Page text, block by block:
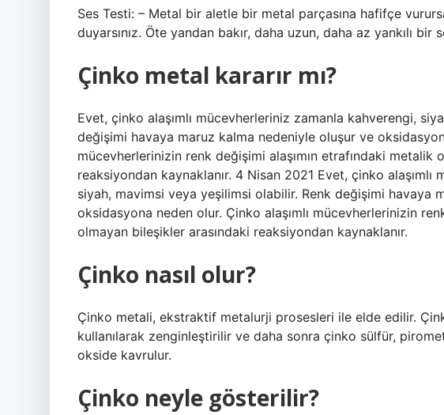
Ses Testi: – Metal bir aletle bir metal parçasına hafifçe
duyarsınız. Öte yandan bakır, daha uzun, daha az yankılı bir
Çinko metal kararır mı?
Evet, çinko alaşımlı mücevherleriniz zamanla kahverengi,
değişimi havaya maruz kalma nedeniyle oluşur ve
mücevherlerinizin renk değişimi alaşımın etrafındaki metalik
reaksiyondan kaynaklanır. 4 Nisan 2021 Evet, çinko
siyah, mavimsi veya yeşilimsi olabilir. Renk değişimi havaya
oksidasyona neden olur. Çinko alaşımlı mücevherlerinizin
olmayan bileşikler arasındaki reaksiyondan kaynaklanır.
Çinko nasıl olur?
Çinko metali, ekstraktif metalurji prosesleri ile elde edilir.
kullanılarak zenginleştirilir ve daha sonra çinko sülfür,
okside kavrulur.
Çinko neyle gösterilir?